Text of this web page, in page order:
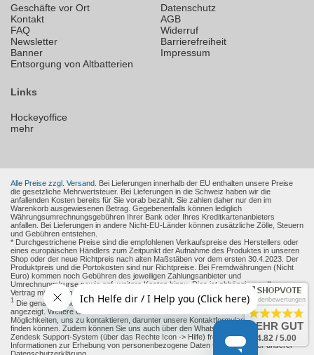
Geschäfte vor Ort
Kontakt
FAQ
Newsletter
Banner
Entsorgung von Altbatterien
Datenschutz
AGB
Widerruf
Barrierefreiheit
Impressum
Links
Hockeyoffice
mehr
Alle Preise zzgl. Versand. Bei Lieferungen innerhalb der EU enthalten unsere Preise
die gesetzliche Mehrwertsteuer. Bei Lieferungen in die Schweiz haben wir die
anfallenden Kosten bereits für Sie vorab bezahlt. Sie zahlen daher nur den im
Warenkorb ausgewiesenen Betrag. Gegebenenfalls können lediglich
Währungsumrechnungsgebühren Ihrer Bank oder Ihres Kreditkartenanbieters
anfallen. Bei Lieferungen in andere Nicht-EU-Länder können zusätzliche Zölle, Steuern
und Gebühren entstehen.
* Durchgestrichene Preise sind die empfohlenen Verkaufspreise des Herstellers oder
eines europäischen Händlers zum Zeitpunkt der Aufnahme des Produktes in unseren
Shop oder der neue Richtpreis nach alten Maßstäben vor dem ersten 30.4.2023. Der
Produktpreis und die Portokosten sind nur Richtpreise. Bei Fremdwährungen (Nicht
Euro) kommen noch Gebühren des jeweiligen Zahlungsanbieter und
Umrechnungskurse sowie ggf. weitere Kosten hinzu. Dies ist abhängig von Ihren
Vertrag mit den Zahlungsanbieter.
1 Die genaue Höhe des Rabattes wird Ihnen auf der Produkt-Seite und im Warenkorb
angezeigt. Weitere Online-Kommunikationsmittel: Sie haben verschiedene
Möglichkeiten, uns zu kontaktieren, darunter unsere Kontaktformulare, die Siehier
finden können. Zudem können Sie uns auch über den WhatsApp Messenger oder das
Zendesk Support-System (über das Rechte Icon -> Hilfe) freiwillig erreichen.
Informationen zur Erhebung von personenbezogene Daten finden sie unter unserer
Kundenbewertungen
SEHR GUT
4.82 / 5.00